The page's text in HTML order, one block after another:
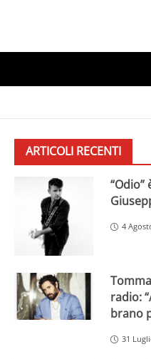
ARTICOLI RECENTI
4
radio:
brano
31